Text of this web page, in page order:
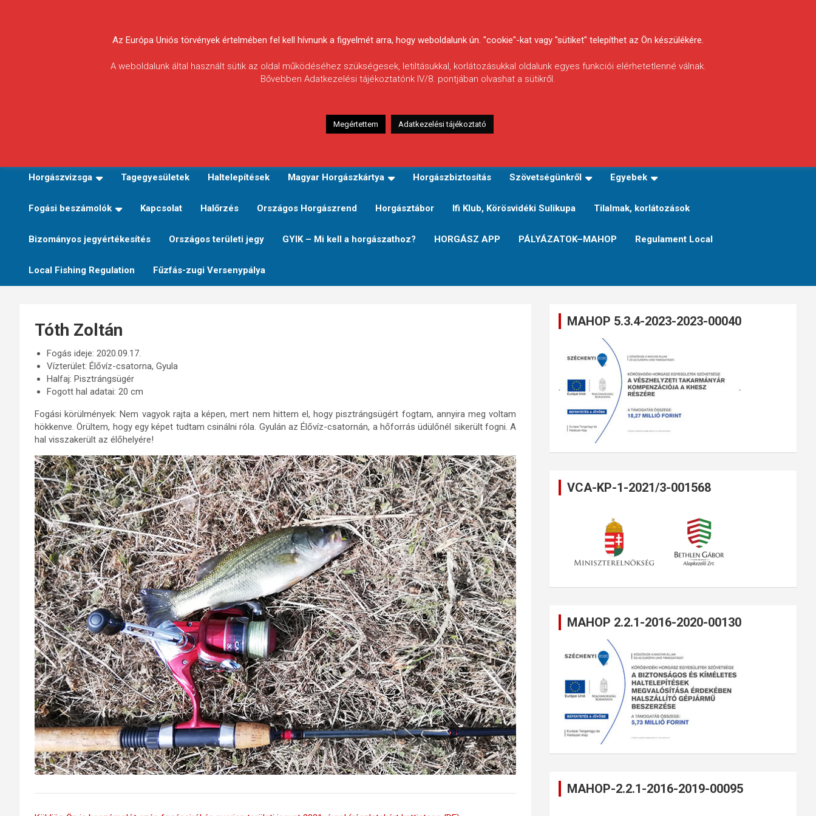
Körösvidéki Horgász
Egyesületek
Horgászvizsga Tagegyesületek Haltelepítések Magyar Horgászkártya Horgászbiztosítás Szövetségünkről Egyebek
Fogási beszámolók Kapcsolat Halőrzés Országos Horgászrend Horgásztábor Ifi Klub, Körösvidéki Sulikupa Tilalmak, korlátozások
Bizományos jegyértékesítés Országos területi jegy GYIK – Mi kell a horgászathoz? HORGÁSZ APP PÁLYÁZATOK–MAHOP Regulament Local
Local Fishing Regulation Fűzfás-zugi Versenypálya
Tóth Zoltán
Fogás ideje: 2020.09.17.
Vízterület: Élővíz-csatorna, Gyula
Halfaj: Pisztrángsügér
Fogott hal adatai: 20 cm
Fogási körülmények: Nem vagyok rajta a képen, mert nem hittem el, hogy pisztrángsügért fogtam, annyira meg voltam
hökkenve. Örültem, hogy egy képet tudtam csinálni róla. Gyulán az Élővíz-csatornán, a hőforrás üdülőnél sikerült fogni. A
hal visszakerült az élőhelyére!
MAHOP 5.3.4-2023-2023-00040
VCA-KP-1-2021/3-001568
MAHOP 2.2.1-2016-2020-00130
MAHOP-2.2.1-2016-2019-00095
Az Európa Uniós törvények értelmében fel kell hívnunk a figyelmét arra, hogy weboldalunk ún. "cookie"-kat vagy "sütiket" telepíthet az Ön készülékére.
A weboldalunk által használt sütik az oldal működéséhez szükségesek, letiltásukkal, korlátozásukkal oldalunk egyes funkciói elérhetetlenné válnak.
Bővebben Adatkezelési tájékoztatónk IV/8. pontjában olvashat a sütikről.
Megértettem Adatkezelési tájékoztató